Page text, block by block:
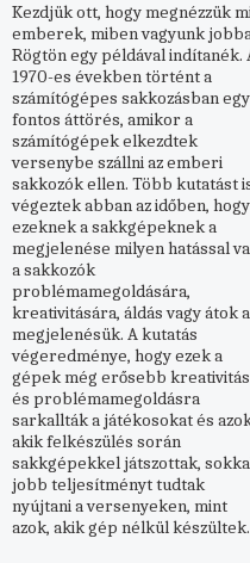
Kezdjük ott, hogy megnézzük
emberek, miben vagyunk
Rögtön egy példával indítanék.
1970-es években történt a
számítógépes sakkozásban egy
fontos áttörés, amikor a
számítógépek elkezdtek
versenybe szállni az emberi
sakkozók ellen. Több kutatást
végeztek abban az időben, hogy
ezeknek a sakkgépeknek a
megjelenése milyen hatással
a sakkozók
problémamegoldására,
kreativitására, áldás vagy átok a
megjelenésük. A kutatás
végeredménye, hogy ezek a
gépek még erősebb
és problémamegoldásra
sarkallták a játékosokat és
akik felkészülés során
sakkgépekkel játszottak,
jobb teljesítményt tudtak
nyújtani a versenyeken, mint
azok, akik gép nélkül készültek.